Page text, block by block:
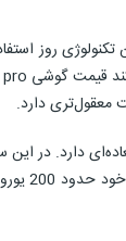
و آن را با